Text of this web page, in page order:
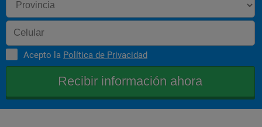
Acepto la Política de Privacidad